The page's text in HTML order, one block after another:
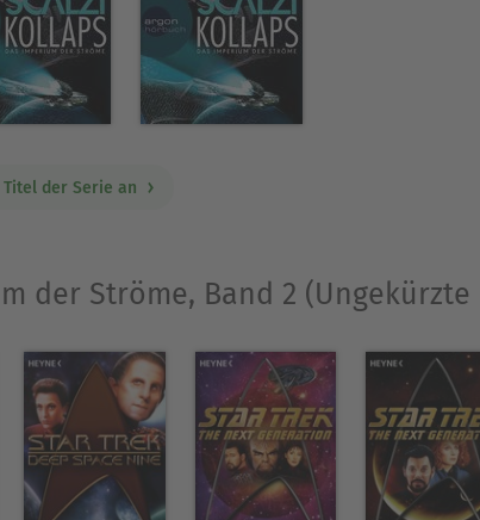
sich von da an hauptberuflich dem
er schon seit Jahren seinen
Autor in Ohio.
der Serie an
der Ströme, Band 2 (Ungekürzte